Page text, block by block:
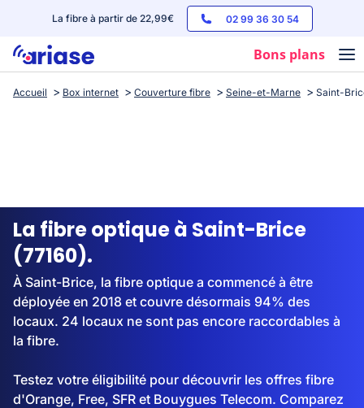
La fibre à partir de 22,99€ 02 99 36 30 54
Bons plans
Box internet
Streaming
Accueil Box internet Couverture fibre Seine-et-Marne Saint-
La fibre optique à Saint-Brice
(77160).
À Saint-Brice, la fibre optique a commencé à être
déployée en 2018 et couvre désormais 94% des
locaux. 24 locaux ne sont pas encore raccordables à
la fibre.
Testez votre éligibilité pour découvrir les offres fibre
d'Orange, Free, SFR et Bouygues Telecom. Comparez